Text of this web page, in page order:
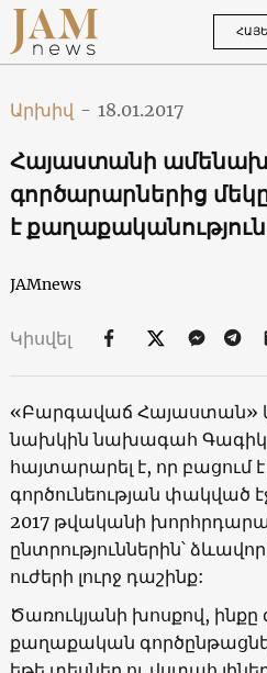
Արխիվ - 18.01.2017
Հայաստանի
գործարարներից
է քաղաքականություն
JAMnews
Կիսվել
«Բարգավաճ Հայաստան»
նախկին նախագահ Գագիկ
հայտարարել է, որ
գործունեության փակված
2017 թվականի
ընտրություններին՝
ուժերի լուրջ դաշինք:
Ծառուկյանի խոսքով, ինքը
քաղաքական